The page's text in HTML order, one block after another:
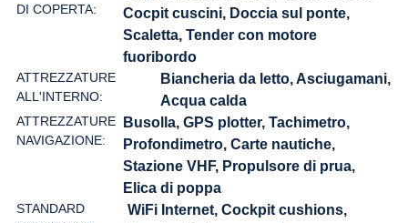
DI COPERTA:
Cocpit cuscini, Doccia sul ponte,
Scaletta, Tender con motore
fuoribordo
ATTREZZATURE
ALL'INTERNO:
Biancheria da letto, Asciugamani,
Acqua calda
ATTREZZATURE
NAVIGAZIONE:
Busolla, GPS plotter, Tachimetro,
Profondimetro, Carte nautiche,
Stazione VHF, Propulsore di prua,
Elica di poppa
STANDARD
WiFi Internet, Cockpit cushions,